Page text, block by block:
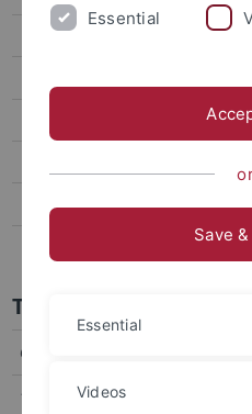
Research
Outreach
Taulant Dema
Curriculum Vitae
11/2019 – bis
Essential
Save
Essential
Videos